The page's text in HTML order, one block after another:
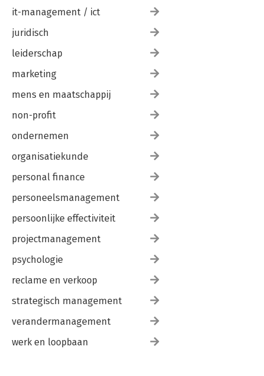
it-management / ict
juridisch
leiderschap
marketing
mens en maatschappij
non-profit
ondernemen
organisatiekunde
personal finance
personeelsmanagement
persoonlijke effectiviteit
projectmanagement
psychologie
reclame en verkoop
strategisch management
verandermanagement
werk en loopbaan